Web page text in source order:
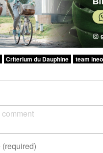
Criterium du Dauphine team